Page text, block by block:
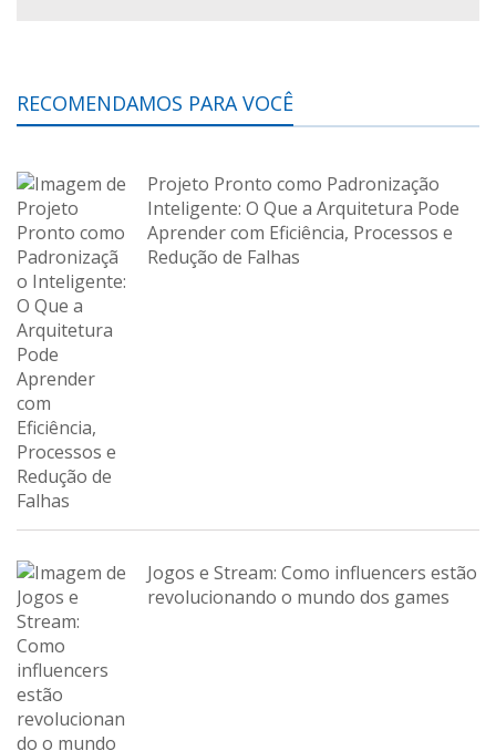
RECOMENDAMOS PARA VOCÊ
Projeto Pronto como Padronização
Inteligente: O Que a Arquitetura Pode
Aprender com Eficiência, Processos e
Redução de Falhas
Jogos e Stream: Como influencers estão
revolucionando o mundo dos games